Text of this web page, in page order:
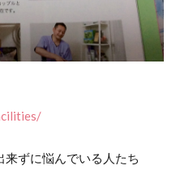
ずに悩んでいる人たち